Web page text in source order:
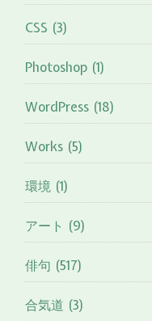
CSS (3)
Photoshop (1)
WordPress (18)
Works (5)
環境 (1)
アート (9)
俳句 (517)
合気道 (3)